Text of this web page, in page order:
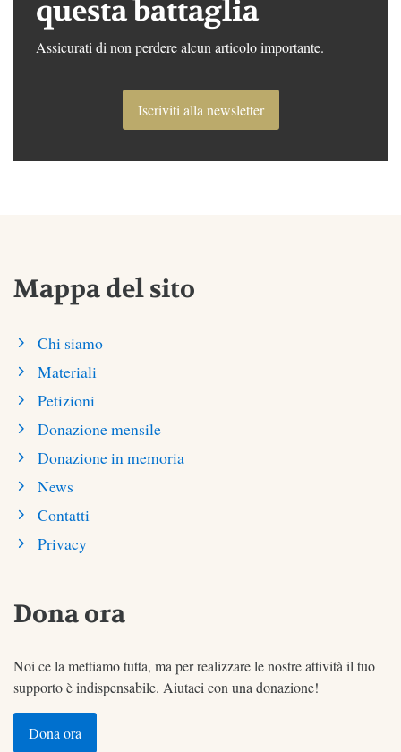
questa battaglia
Assicurati di non perdere alcun articolo importante.
Iscriviti alla newsletter
Mappa del sito
Chi siamo
Materiali
Petizioni
Donazione mensile
Donazione in memoria
News
Contatti
Privacy
Dona ora
Noi ce la mettiamo tutta, ma per realizzare le nostre attività il tuo
supporto è indispensabile. Aiutaci con una donazione!
Dona ora